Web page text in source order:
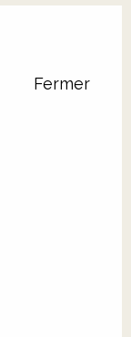
Fermer